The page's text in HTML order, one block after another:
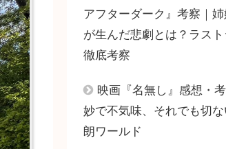
アフターダーク』考察｜
が生んだ悲劇とは？ラス
徹底考察
映画『名無し』感想・
妙で不気味、それでも切
朗ワールド